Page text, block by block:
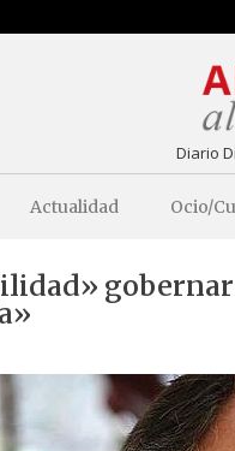
Diario
Actualidad Ocio/